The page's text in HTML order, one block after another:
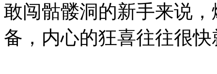
敢闯骷髅洞的新手来说
备，内心的狂喜往往很